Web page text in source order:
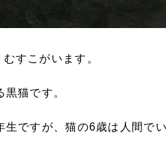
すこがいます。
猫です。
生ですが、猫の6歳は人間で